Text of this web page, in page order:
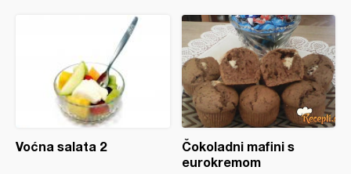
Voćna salata 2
Čokoladni mafini s
eurokremom